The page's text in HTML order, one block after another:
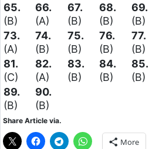
65.
(B)
66.
(A)
67.
(B)
68.
(B)
69.
(B)
73.
(A)
74.
(B)
75.
(B)
76.
(B)
77.
(B)
81.
(C)
82.
(A)
83.
(B)
84.
(B)
85.
(B)
89.
(B)
90.
(B)
Share Article via.
More